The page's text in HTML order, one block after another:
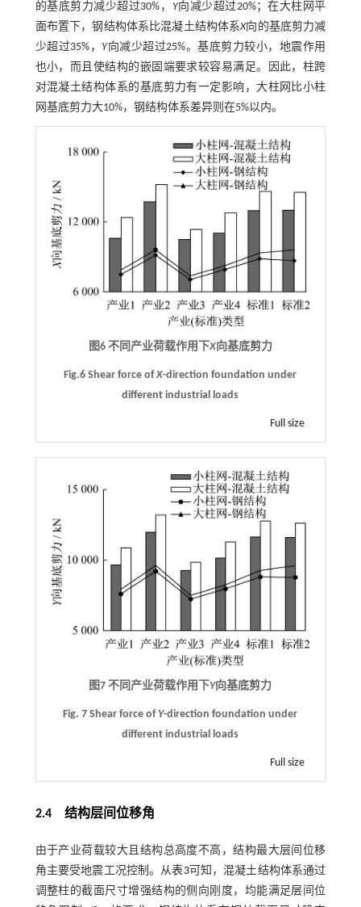
的基底剪力减少超过30%， Y向减少超过20%；在大柱网平
面布置下，钢结构体系比混凝土结构体系X向的基底剪力减
少超过35%， Y向减少超过25%。基底剪力较小，地震作用
也小，而且使结构的嵌固端要求较容易满足。因此，柱跨
对混凝土结构体系的基底剪力有一定影响，大柱网比小柱
网基底剪力大10%，钢结构体系差异则在5%以内。
图6 不同产业荷载作用下X向基底剪力
Fig.6 Shear force ofX-direction foundation under
different industrial loads
Full size
图7 不同产业荷载作用下Y向基底剪力
Fig. 7 Shear force of Y-direction foundation under
different industrial loads
Full size
2.4结构层间位移角
由于产业荷载较大且结构总高度不高，结构最大层间位移
角主要受地震工况控制。从表3可知，混凝土结构体系通过
调整柱的截面尺寸增强结构的侧向刚度，均能满足层间位